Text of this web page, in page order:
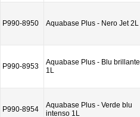
P990-8950 Aquabase Plus - Nero Jet 2L
P990-8953
Aquabase Plus - Blu brillante
1L
P990-8954
Aquabase Plus - Verde blu
intenso 1L